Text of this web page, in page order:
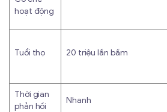
hoạt động
Tuổi thọ 20 triệu lần bấm
Thời gian
phản hồi
Nhanh